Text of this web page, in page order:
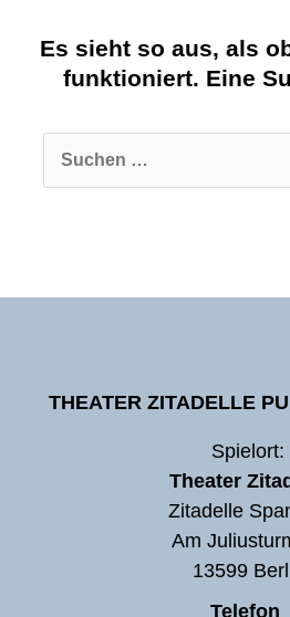
Es sieht so aus, als
funktioniert. Eine
Suchen
nach:
THEATER ZITADELLE
Spielort:
Theater
Zitadelle
Am
13599
Telefon